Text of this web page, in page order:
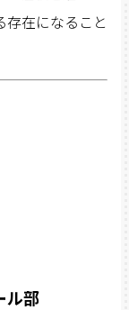
存在になること
ル部